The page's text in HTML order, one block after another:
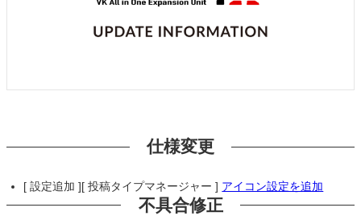
仕様変更
[ 設定追加 ][ 投稿タイプマネージャー ] アイコン設定を追加
不具合修正